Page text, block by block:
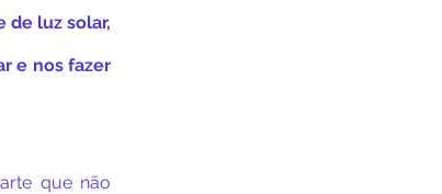
de luz solar,
e nos fazer
que não